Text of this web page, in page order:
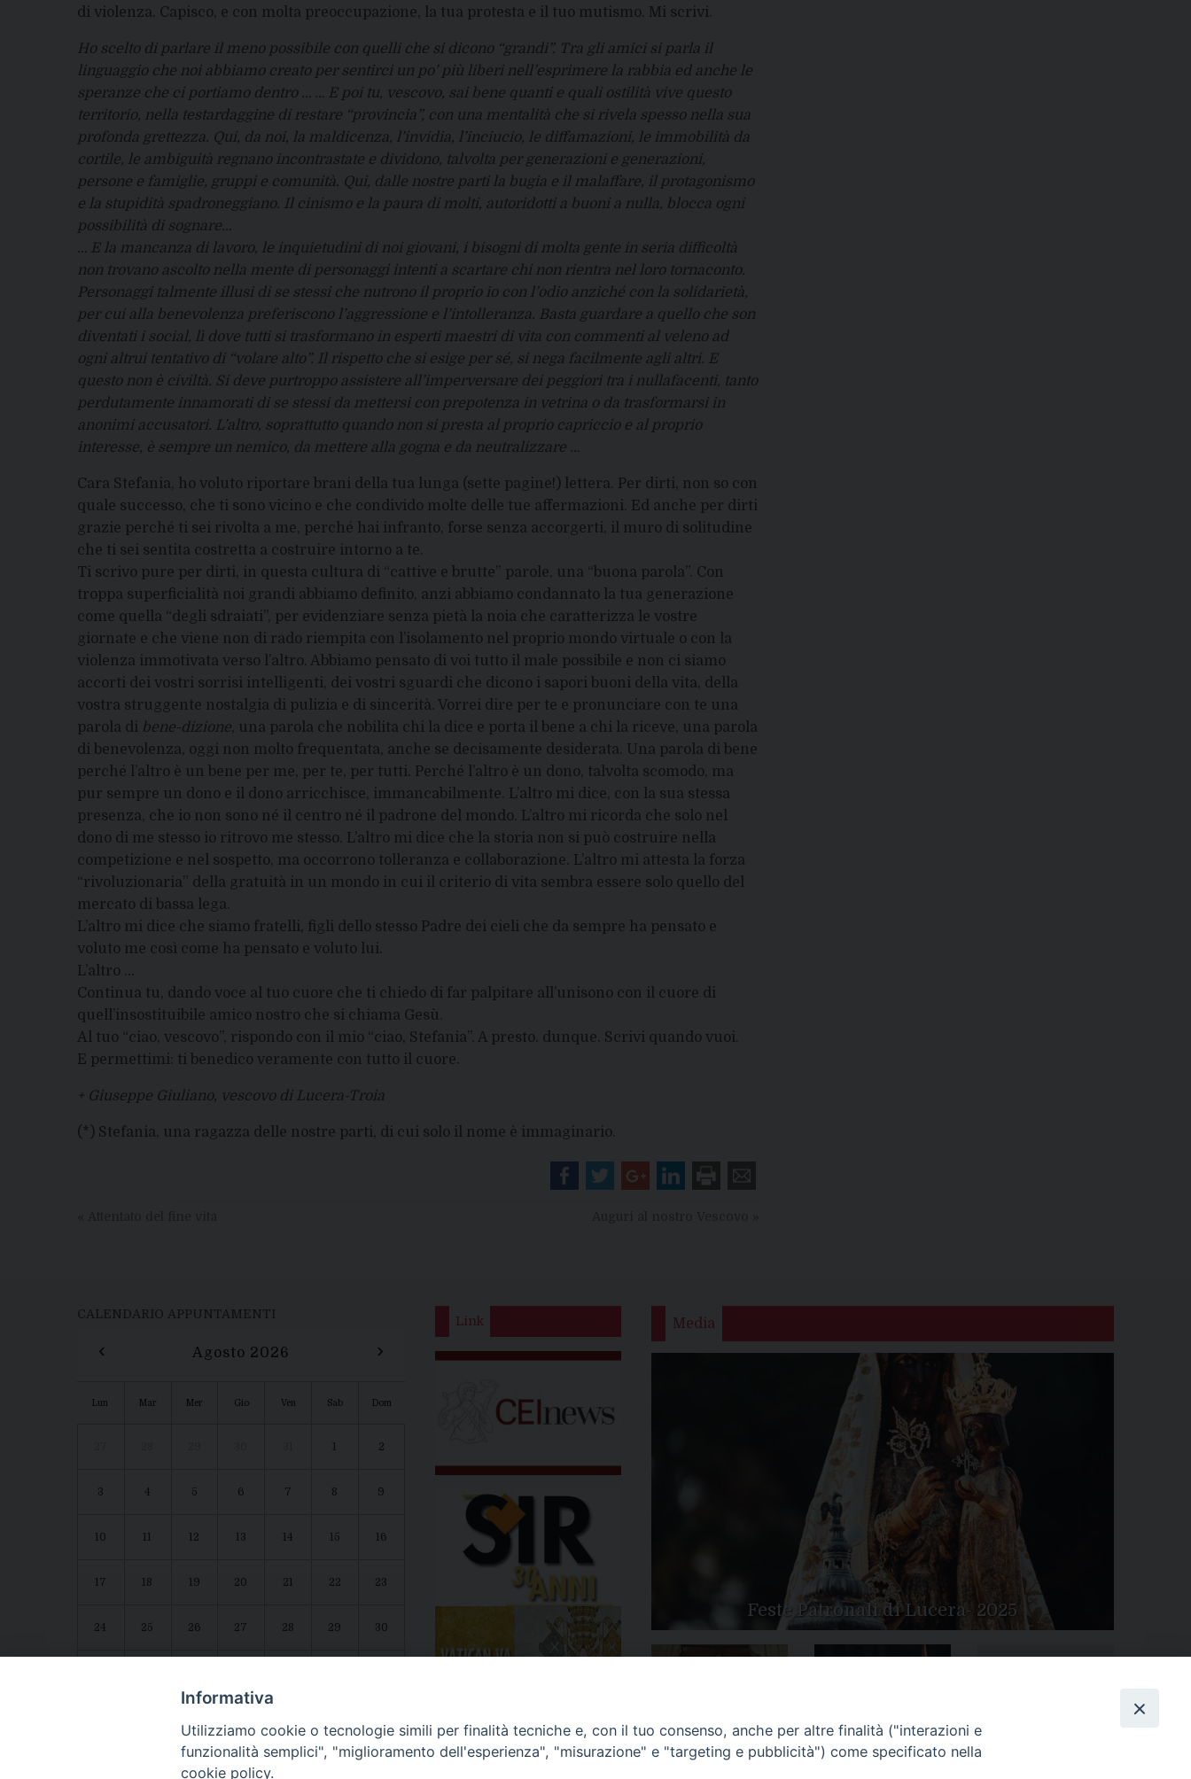
di violenza. Capisco, e con molta preoccupazione, la tua protesta e il tuo mutismo. Mi scrivi.
Ho scelto di parlare il meno possibile con quelli che si dicono “grandi”. Tra gli amici si parla il
linguaggio che noi abbiamo creato per sentirci un po’ più liberi nell’esprimere la rabbia ed anche le
speranze che ci portiamo dentro … … E poi tu, vescovo, sai bene quanti e quali ostilità vive questo
territorio, nella testardaggine di restare “provincia”, con una mentalità che si rivela spesso nella sua
profonda grettezza. Qui, da noi, la maldicenza, l’invidia, l’inciucio, le diffamazioni, le immobilità da
cortile, le ambiguità regnano incontrastate e dividono, talvolta per generazioni e generazioni,
persone e famiglie, gruppi e comunità. Qui, dalle nostre parti la bugia e il malaffare, il protagonismo
e la stupidità spadroneggiano. Il cinismo e la paura di molti, autoridotti a buoni a nulla, blocca ogni
possibilità di sognare…
… E la mancanza di lavoro, le inquietudini di noi giovani, i bisogni di molta gente in seria difficoltà
non trovano ascolto nella mente di personaggi intenti a scartare chi non rientra nel loro tornaconto.
Personaggi talmente illusi di se stessi che nutrono il proprio io con l’odio anziché con la solidarietà,
per cui alla benevolenza preferiscono l’aggressione e l’intolleranza. Basta guardare a quello che son
diventati i social, lì dove tutti si trasformano in esperti maestri di vita con commenti al veleno ad
ogni altrui tentativo di “volare alto”. Il rispetto che si esige per sé, si nega facilmente agli altri. E
questo non è civiltà. Si deve purtroppo assistere all’imperversare dei peggiori tra i nullafacenti, tanto
perdutamente innamorati di se stessi da mettersi con prepotenza in vetrina o da trasformarsi in
anonimi accusatori. L’altro, soprattutto quando non si presta al proprio capriccio e al proprio
interesse, è sempre un nemico, da mettere alla gogna e da neutralizzare …
Cara Stefania, ho voluto riportare brani della tua lunga (sette pagine!) lettera. Per dirti, non so con
quale successo, che ti sono vicino e che condivido molte delle tue affermazioni. Ed anche per dirti
grazie perché ti sei rivolta a me, perché hai infranto, forse senza accorgerti, il muro di solitudine
che ti sei sentita costretta a costruire intorno a te.
Ti scrivo pure per dirti, in questa cultura di “cattive e brutte” parole, una “buona parola”. Con
troppa superficialità noi grandi abbiamo definito, anzi abbiamo condannato la tua generazione
come quella “degli sdraiati”, per evidenziare senza pietà la noia che caratterizza le vostre
giornate e che viene non di rado riempita con l’isolamento nel proprio mondo virtuale o con la
violenza immotivata verso l’altro. Abbiamo pensato di voi tutto il male possibile e non ci siamo
accorti dei vostri sorrisi intelligenti, dei vostri sguardi che dicono i sapori buoni della vita, della
vostra struggente nostalgia di pulizia e di sincerità. Vorrei dire per te e pronunciare con te una
parola di bene-dizione , una parola che nobilita chi la dice e porta il bene a chi la riceve, una parola
di benevolenza, oggi non molto frequentata, anche se decisamente desiderata. Una parola di bene
perché l’altro è un bene per me, per te, per tutti. Perché l’altro è un dono, talvolta scomodo, ma
pur sempre un dono e il dono arricchisce, immancabilmente. L’altro mi dice, con la sua stessa
presenza, che io non sono né il centro né il padrone del mondo. L’altro mi ricorda che solo nel
dono di me stesso io ritrovo me stesso. L’altro mi dice che la storia non si può costruire nella
competizione e nel sospetto, ma occorrono tolleranza e collaborazione. L’altro mi attesta la forza
“rivoluzionaria” della gratuità in un mondo in cui il criterio di vita sembra essere solo quello del
mercato di bassa lega.
L’altro mi dice che siamo fratelli, figli dello stesso Padre dei cieli che da sempre ha pensato e
voluto me così come ha pensato e voluto lui.
L’altro …
Continua tu, dando voce al tuo cuore che ti chiedo di far palpitare all’unisono con il cuore di
quell’insostituibile amico nostro che si chiama Gesù.
Al tuo “ciao, vescovo”, rispondo con il mio “ciao, Stefania”. A presto. dunque. Scrivi quando vuoi.
E permettimi: ti benedico veramente con tutto il cuore.
+ Giuseppe Giuliano, vescovo di Lucera-Troia
(*) Stefania, una ragazza delle nostre parti, di cui solo il nome è immaginario.
CALENDARIO APPUNTAMENTI
‹ Agosto 2026 ›
Lun Mar Mer Gio Ven Sab Dom
2
3 4 5 6 7 8 9
10 12 13 14 15 16
17 18 19 20 21 22 23
24 25 26 27 28 29 30
Agenda diocesana
Link Media
Feste Patronali di Lucera- 2025
Apertura Anno Giubilare
2025
Diocesi
Informativa
Utilizziamo cookie o tecnologie simili per finalità tecniche e, con il tuo consenso, anche per altre finalità ("interazioni e
funzionalità semplici", "miglioramento dell'esperienza", "misurazione" e "targeting e pubblicità") come specificato nella
cookie policy.